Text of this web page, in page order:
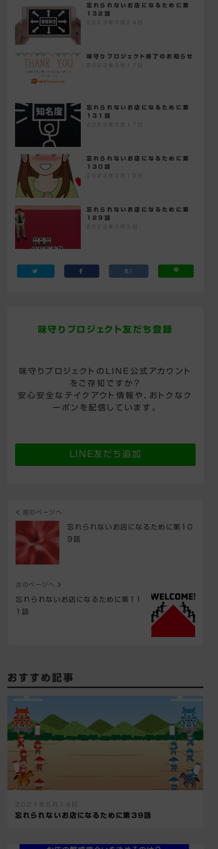
忘れられないお店になるために第
132話
2023年3月24日
味守りプロジェクト終了のお知らせ
2023年3月17日
忘れられないお店になるために第
131話
2023年3月17日
忘れられないお店になるために第
130話
2023年3月10日
忘れられないお店になるために第
129話
2023年3月3日
味守りプロジェクト友だち登録
味守りプロジェクトのLINE公式アカウント
をご存知ですか？
安心安全なテイクアウト情報や、おトクなク
ーポンを配信しています。
LINE友だち追加
前のページへ
忘れられないお店になるために第10
9話
次のページへ
忘れられないお店になるために第11
1話
おすすめ記事
2021年5月14日
忘れられないお店になるために第39話